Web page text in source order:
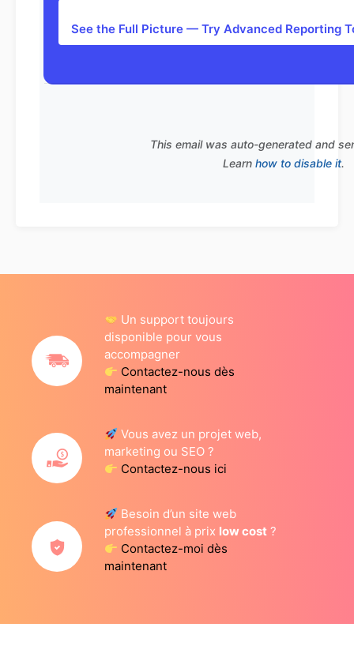
See the Full Picture — Try Advanced Reporting
This email was auto-generated and
Learn how to disable it.
Un support toujours
disponible pour vous
accompagner
Contactez-nous dès
maintenant
Vous avez un projet web,
marketing ou SEO ?
Contactez-nous ici
Besoin d’un site web
professionnel à prix low cost ?
Contactez-moi dès
maintenant